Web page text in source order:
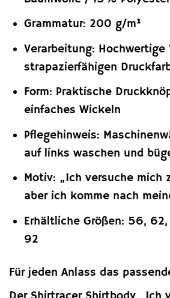
Grammatur: 200 g/m²
Verarbeitung:
strapazierfähigen
Form: Praktische
einfaches Wickeln
Pflegehinweis:
auf links waschen und
Motiv: „Ich versuche mich
aber ich komme nach
Erhältliche Größen: 56,
92
Für jeden Anlass das